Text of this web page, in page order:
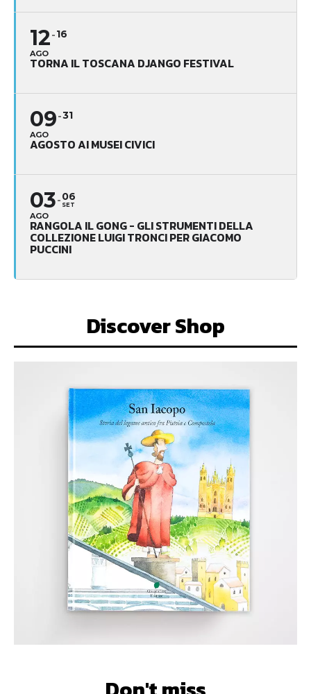
12
AGO
16
TORNA IL TOSCANA DJANGO FESTIVAL
09
AGO
31
AGOSTO AI MUSEI CIVICI
03
AGO
06
SET
RANGOLA IL GONG - GLI STRUMENTI DELLA
COLLEZIONE LUIGI TRONCI PER GIACOMO
PUCCINI
Discover Shop